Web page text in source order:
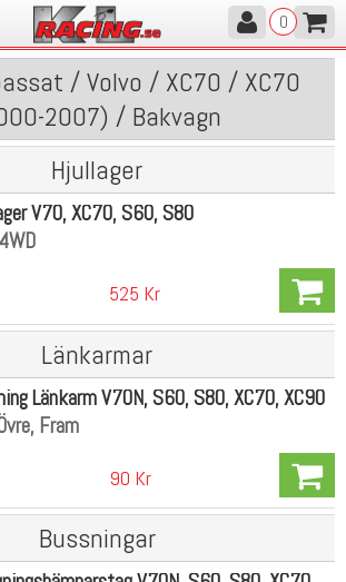
0
/ Volvo / XC70 / XC70
2007) / Bakvagn
Hjullager
V70, XC70, S60, S80
525 Kr
Länkarmar
Länkarm V70N, S60, S80, XC70, XC90
Fram
90 Kr
Bussningar